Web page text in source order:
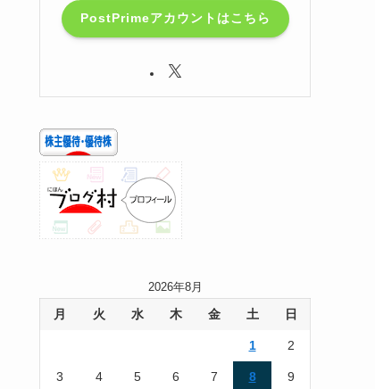
PostPrimeアカウントはこちら
2026年8月
月 火 水 木 金 土 日
1 2
3 4 5 6 7 8 9